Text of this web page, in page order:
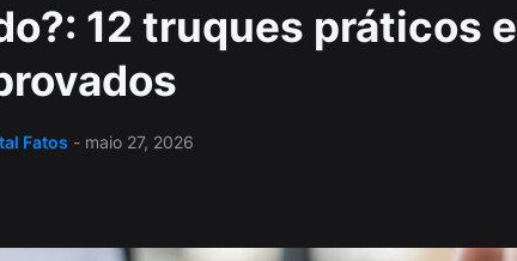
12 truques práticos e
Fatos - maio 27, 2026